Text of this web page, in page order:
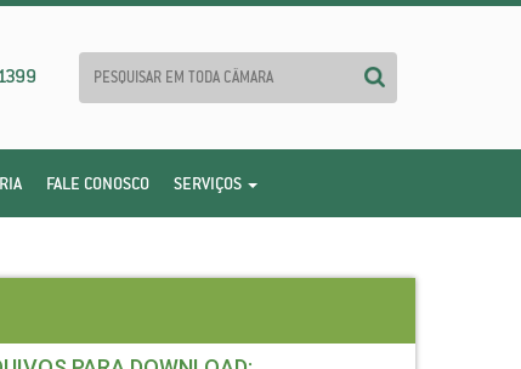
FALE CONOSCO SERVIÇOS